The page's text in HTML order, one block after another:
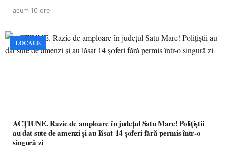
acum 10 ore
LOCALE
ACȚIUNE. Razie de amploare în județul Satu Mare! Polițiștii
au dat sute de amenzi și au lăsat 14 șoferi fără permis într-o
singură zi